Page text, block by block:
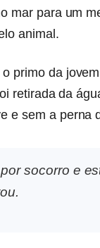
mar para um
animal.
primo da
retirada da
e sem a perna
socorro e